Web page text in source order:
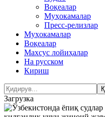
Воқеалар
Муҳокамалар
Пресс-релизлар
Муҳокамалар
Воқеалар
Махсус лойиҳалар
На русском
Кириш
Загрузка